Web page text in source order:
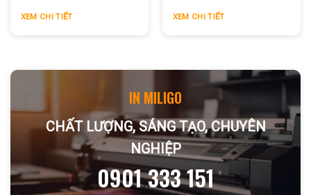
XEM CHI TIẾT XEM CHI TIẾT
IN MILIGO
CHẤT LƯỢNG, SÁNG TẠO, CHUYÊN
NGHIỆP
0901 333 151